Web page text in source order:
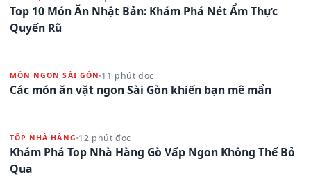
Top 10 Món Ăn Nhật Bản: Khám Phá Nét Ẩm Thực
Quyến Rũ
MÓN NGON SÀI GÒN 11 phút đọc
Các món ăn vặt ngon Sài Gòn khiến bạn mê mẩn
TỐP NHÀ HÀNG 12 phút đọc
Khám Phá Top Nhà Hàng Gò Vấp Ngon Không Thể Bỏ
Qua